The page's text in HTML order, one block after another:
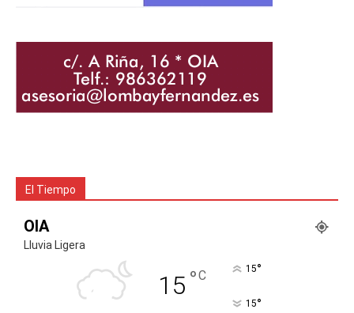
El Tiempo
OIA
Lluvia Ligera
15 °C 15°
15°